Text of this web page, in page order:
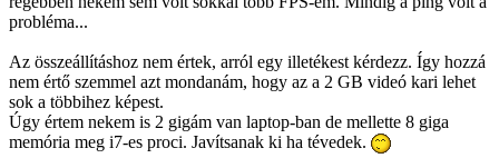
probléma...
Az összeállításhoz nem értek, arról egy illetékest kérdezz. Így hozzá
nem értő szemmel azt mondanám, hogy az a 2 GB videó kari lehet
sok a többihez képest.
Úgy értem nekem is 2 gigám van laptop-ban de mellette 8 giga
memória meg i7-es proci. Javítsanak ki ha tévedek.